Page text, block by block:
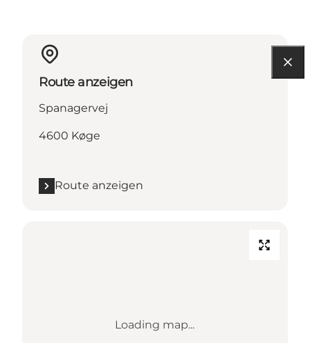
Route anzeigen
Spanagervej
4600 Køge
Route anzeigen
Loading map...